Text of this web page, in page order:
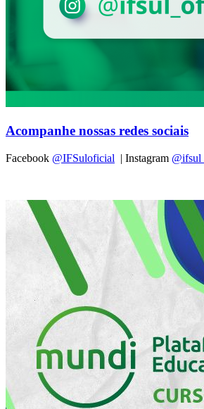
Acompanhe nossas redes sociais
Facebook @IFSuloficial | Instagram